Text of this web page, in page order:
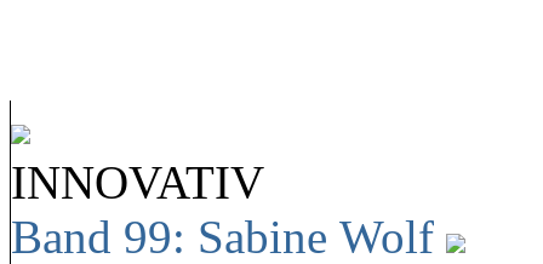
INNOVATIV
Band 99: Sabine Wolf